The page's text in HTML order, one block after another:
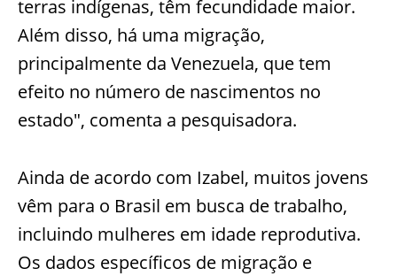
terras indígenas, têm fecundidade maior.
Além disso, há uma migração,
principalmente da Venezuela, que tem
efeito no número de nascimentos no
estado", comenta a pesquisadora.
Ainda de acordo com Izabel, muitos jovens
vêm para o Brasil em busca de trabalho,
incluindo mulheres em idade reprodutiva.
Os dados específicos de migração e